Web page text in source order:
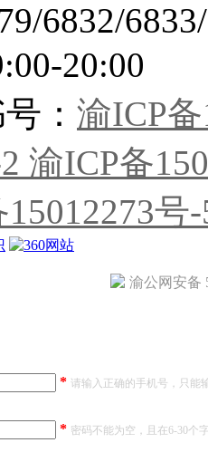
6832/
20:00
： 渝ICP
渝ICP备
号
渝公网安备
* 请输入正确的手机号，只能
* 密码不能为空，且在6-30个